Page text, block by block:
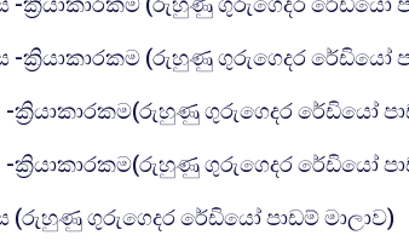
-ක්‍රියාකාරකම (රුහුණු ගුරුගෙදර රේඩියෝ
-ක්‍රියාකාරකම(රුහුණු ගුරුගෙදර රේඩියෝ
-ක්‍රියාකාරකම(රුහුණු ගුරුගෙදර රේඩියෝ
(රුහුණු ගුරුගෙදර රේඩියෝ පාඩම් මාලාව)